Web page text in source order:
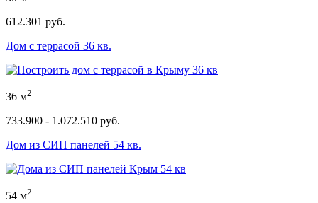
612.301 руб.
Дом с террасой 36 кв.
36 м2
733.900 - 1.072.510 руб.
Дом из СИП панелей 54 кв.
54 м2